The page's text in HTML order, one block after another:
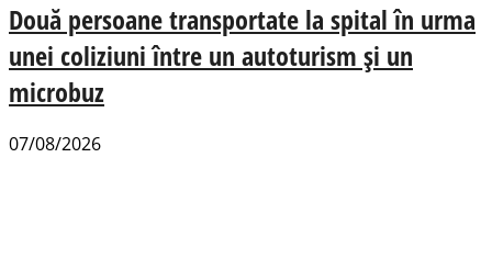
Două persoane transportate la spital în urma
unei coliziuni între un autoturism și un
microbuz
07/08/2026